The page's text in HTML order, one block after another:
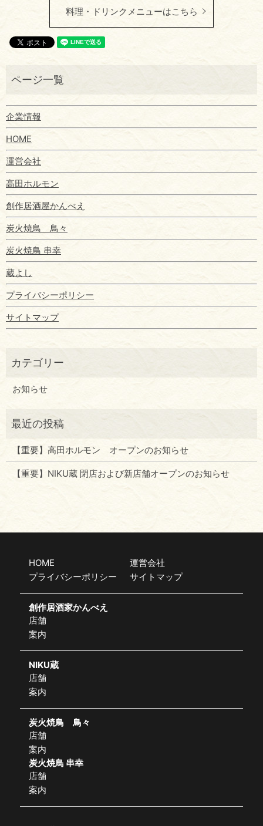
料理・ドリンクメニューはこちら
企業情報
HOME
運営会社
高田ホルモン
創作居酒屋かんべえ
炭火焼鳥 鳥々
炭火焼鳥 串幸
蔵よし
プライバシーポリシー
サイトマップ
お知らせ
【重要】高田ホルモン オープンのお知らせ
【重要】NIKU蔵 閉店および新店舗オープンのお知らせ
HOME
運営会社
プライバシーポリシー
サイトマップ
創作居酒家かんべえ
店舗
案内
NIKU蔵
店舗
案内
炭火焼鳥 鳥々
店舗
案内
炭火焼鳥 串幸
店舗
案内